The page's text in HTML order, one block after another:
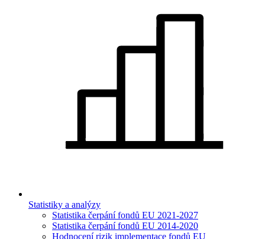
Statistiky a analýzy
Statistika čerpání fondů EU 2021-2027
Statistika čerpání fondů EU 2014-2020
Hodnocení rizik implementace fondů EU